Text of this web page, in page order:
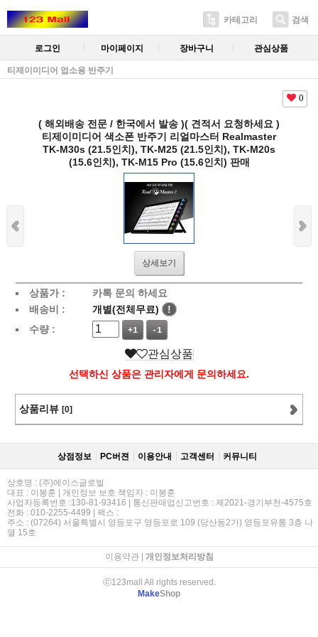
카테고리 검색
로그인 마이페이지 장바구니 관심상품
티제이미디어 업소용 반주기
0
( 해외배송 전문 / 한국에서 발송 )( 견적서 요청하세요 )
티제이미디어 색소폰 반주기 리얼마스터 Realmaster
TK-M30s (21.5인치), TK-M25 (21.5인치), TK-M20s
(15.6인치), TK-M15 Pro (15.6인치) 판매
상세보기
상품가 :
카톡 문의 하세요
배송비 :
개별(전체무료)
!
수량 :
+1 -1
관심상품
선택하신 상품은 관리자에게 문의하세요.
상품리뷰 [0]
상점정보 PC버젼 이용안내 고객센터 커뮤니티
상호명 : (주)에이스글로벌
대표 : 이봉훈 | 개인정보 보호 책임자 : 이봉훈
사업자등록번호 :130-81-93416 | 통신판매업신고번호 : 제2021-경기부천-4575호
전화 : 010-2255-4499 | 팩스 :
주소 : (07264) 서울특별시 영등포구 영등포로 109 (당산동2가) 영등포유통 3층 나
열 15호
이용약관| 개인정보처리방침
ⓒ123mall All rights reserved.
MakeShop